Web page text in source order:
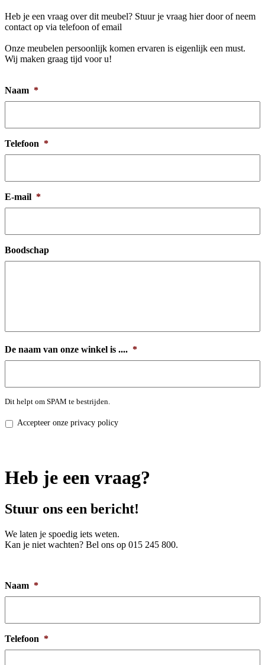
Heb je een vraag over dit meubel? Stuur je vraag hier door of neem
contact op via telefoon of email
Onze meubelen persoonlijk komen ervaren is eigenlijk een must.
Wij maken graag tijd voor u!
Naam *
Telefoon *
E-mail *
Boodschap
De naam van onze winkel is .... *
Dit helpt om SPAM te bestrijden.
Privacy
Accepteer onze privacy policy
Heb je een vraag?
Stuur ons een bericht!
We laten je spoedig iets weten.
Kan je niet wachten? Bel ons op 015 245 800.
Naam *
Telefoon *